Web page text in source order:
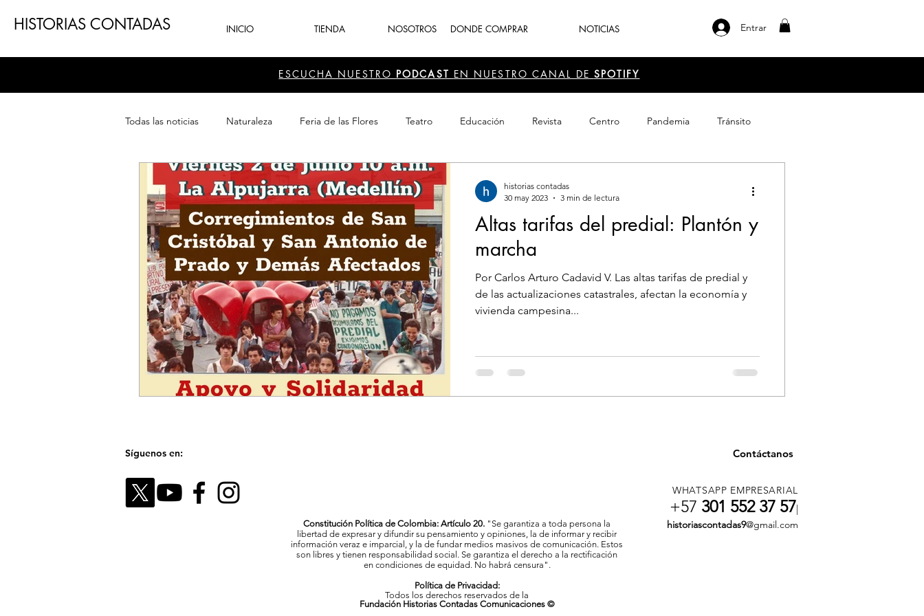
HISTORIAS CONTADAS INICIO TIENDA NOSOTROS DONDE COMPRAR NOTICIAS Entrar
ESCUCHA NUESTRO PODCAST EN NUESTRO CANAL DE SPOTIFY
Todas las noticias Naturaleza Feria de las Flores Teatro Educación Revista Centro Pandemia Tránsito
Teatro Patrimonio Sector Cultura Recreación
Altas tarifas del predial: Plantón y
marcha
Por Carlos Arturo Cadavid V. Las altas tarifas de predial y
de las actualizaciones catastrales, afectan la economía y
vivienda campesina...
historias contadas
30 may 2023
3 min de lectura
Síguenos en: Contáctanos
Constitución Política de Colombia: Artículo 20. "Se garantiza a toda persona la
libertad de expresar y difundir su pensamiento y opiniones, la de informar y recibir
información veraz e imparcial, y la de fundar medios masivos de comunicación. Estos
son libres y tienen responsabilidad social. Se garantiza el derecho a la rectificación
en condiciones de equidad. No habrá censura".
Política de Privacidad:
WHATSAPP EMPRESARIAL
+57 301 552 37 57|
historiascontadas9@gmail.com
Todos los derechos reservados de la
Fundación Historias Contadas Comunicaciones ©